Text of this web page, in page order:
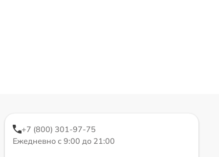
+7 (800) 301-97-75
Ежедневно с 9:00 до 21:00